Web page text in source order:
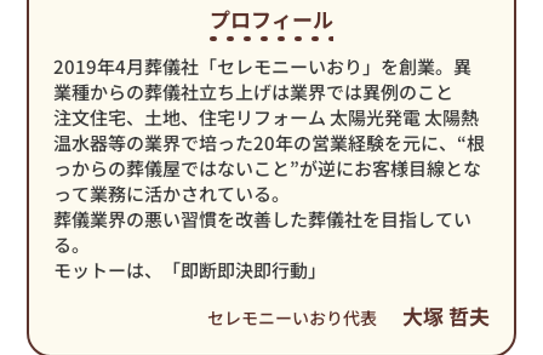
プロフィール
2019年4月葬儀社「セレモニーいおり」を創業。異
業種からの葬儀社立ち上げは業界では異例のこと
注文住宅、土地、住宅リフォーム 太陽光発電 太陽熱
温水器等の業界で培った20年の営業経験を元に、“根
っからの葬儀屋ではないこと”が逆にお客様目線とな
って業務に活かされている。
葬儀業界の悪い習慣を改善した葬儀社を目指してい
る。
モットーは、「即断即決即行動」
セレモニーいおり代表 大塚 哲夫